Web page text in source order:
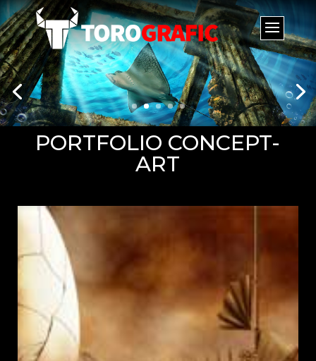
PORTFOLIO CONCEPT-
ART